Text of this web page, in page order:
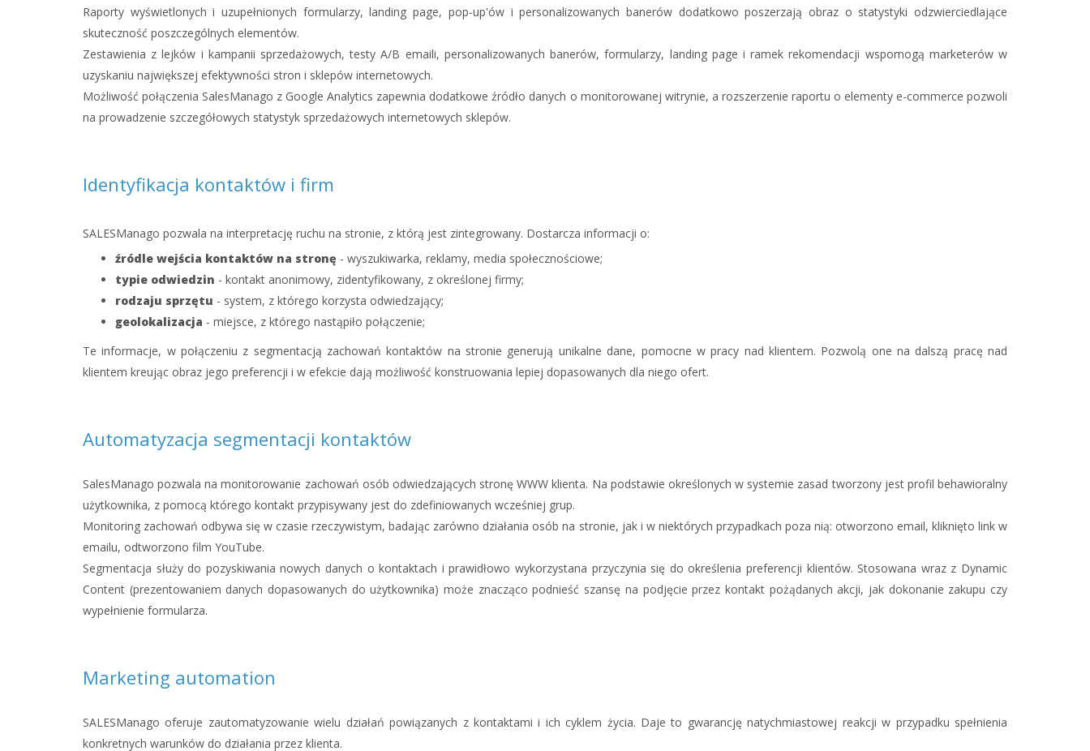
Raporty wyświetlonych i uzupełnionych formularzy, landing page, pop-up'ów i personalizowanych banerów dodatkowo poszerzają obraz o statystyki odzwierciedlające
skuteczność poszczególnych elementów.
Zestawienia z lejków i kampanii sprzedażowych, testy A/B emaili, personalizowanych banerów, formularzy, landing page i ramek rekomendacji wspomogą marketerów w
uzyskaniu największej efektywności stron i sklepów internetowych.
Możliwość połączenia SalesManago z Google Analytics zapewnia dodatkowe źródło danych o monitorowanej witrynie, a rozszerzenie raportu o elementy e-commerce pozwoli
na prowadzenie szczegółowych statystyk sprzedażowych internetowych sklepów.
Identyfikacja kontaktów i firm
SALESManago pozwala na interpretację ruchu na stronie, z którą jest zintegrowany. Dostarcza informacji o:
źródle wejścia kontaktów na stronę - wyszukiwarka, reklamy, media społecznościowe;
typie odwiedzin - kontakt anonimowy, zidentyfikowany, z określonej firmy;
rodzaju sprzętu - system, z którego korzysta odwiedzający;
geolokalizacja - miejsce, z którego nastąpiło połączenie;
Te informacje, w połączeniu z segmentacją zachowań kontaktów na stronie generują unikalne dane, pomocne w pracy nad klientem. Pozwolą one na dalszą pracę nad
klientem kreując obraz jego preferencji i w efekcie dają możliwość konstruowania lepiej dopasowanych dla niego ofert.
Automatyzacja segmentacji kontaktów
SalesManago pozwala na monitorowanie zachowań osób odwiedzających stronę WWW klienta. Na podstawie określonych w systemie zasad tworzony jest profil behawioralny
użytkownika, z pomocą którego kontakt przypisywany jest do zdefiniowanych wcześniej grup.
Monitoring zachowań odbywa się w czasie rzeczywistym, badając zarówno działania osób na stronie, jak i w niektórych przypadkach poza nią: otworzono email, kliknięto link w
emailu, odtworzono film YouTube.
Segmentacja służy do pozyskiwania nowych danych o kontaktach i prawidłowo wykorzystana przyczynia się do określenia preferencji klientów. Stosowana wraz z Dynamic
Content (prezentowaniem danych dopasowanych do użytkownika) może znacząco podnieść szansę na podjęcie przez kontakt pożądanych akcji, jak dokonanie zakupu czy
wypełnienie formularza.
Marketing automation
SALESManago oferuje zautomatyzowanie wielu działań powiązanych z kontaktami i ich cyklem życia. Daje to gwarancję natychmiastowej reakcji w przypadku spełnienia
konkretnych warunków do działania przez klienta.